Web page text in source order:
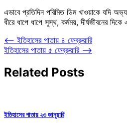
এভাবে প্রতিদিন পরিমিত ডিম খাওয়াকে যদি
ধীরে ধাপে ধাপে সুস্থ, কর্মময়, দীর্ঘজীবনের দিকে
Post
navigation
⟵ ইতিহাসের পাতায় ৪ ফেব্রুয়ারি
ইতিহাসের পাতায় ৫ ফেব্রুয়ারি ⟶
Related Posts
ইতিহাসের পাতায় ২৩ জানুয়ারি